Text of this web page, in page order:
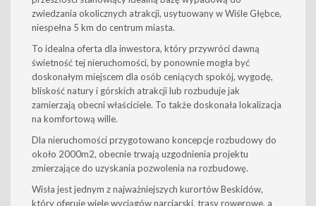
zwiedzania okolicznych atrakcji, usytuowany w Wiśle Głębce,
niespełna 5 km do centrum miasta.
To idealna oferta dla inwestora, który przywróci dawną
świetność tej nieruchomości, by ponownie mogła być
doskonałym miejscem dla osób ceniących spokój, wygodę,
bliskość natury i górskich atrakcjilub rozbuduje jak
zamierzają obecni właściciele. To także doskonała lokalizacja
na komfortową wille.
Dla nieruchomości przygotowano koncepcje rozbudowy do
około 2000m2, obecnie trwają uzgodnienia projektu
zmierzające do uzyskania pozwolenia na rozbudowę.
Wisła jest jednym z najważniejszych kurortów Beskidów,
który oferuje wiele wyciągów narciarski, trasy rowerowe, a